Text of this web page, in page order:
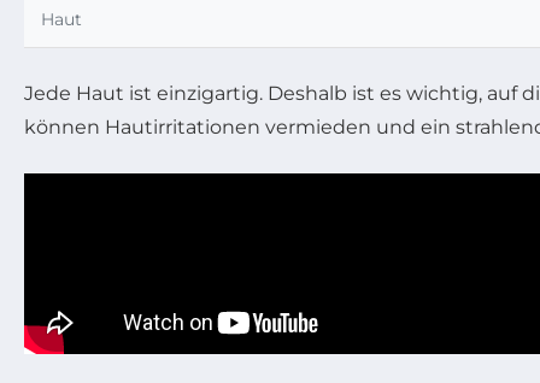
Haut
Jede Haut ist einzigartig. Deshalb ist es wichtig, auf
können Hautirritationen vermieden und ein